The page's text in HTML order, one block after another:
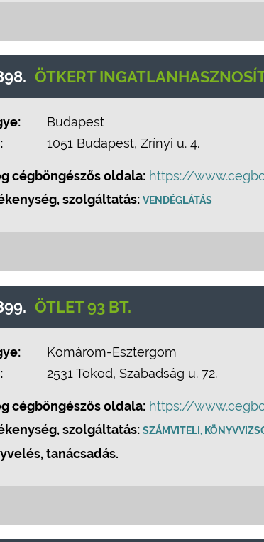
ÖTKERT
Budapest
1051 Budapest, Zrínyi u. 4.
cégböngészős oldala: https://
szolgáltatás: VENDÉGLÁTÁS
ÖTLET 93 BT.
Komárom-Esztergom
2531 Tokod, Szabadság u. 72.
cégböngészős oldala: https://
szolgáltatás: SZÁMVITELI,
tanácsadás.